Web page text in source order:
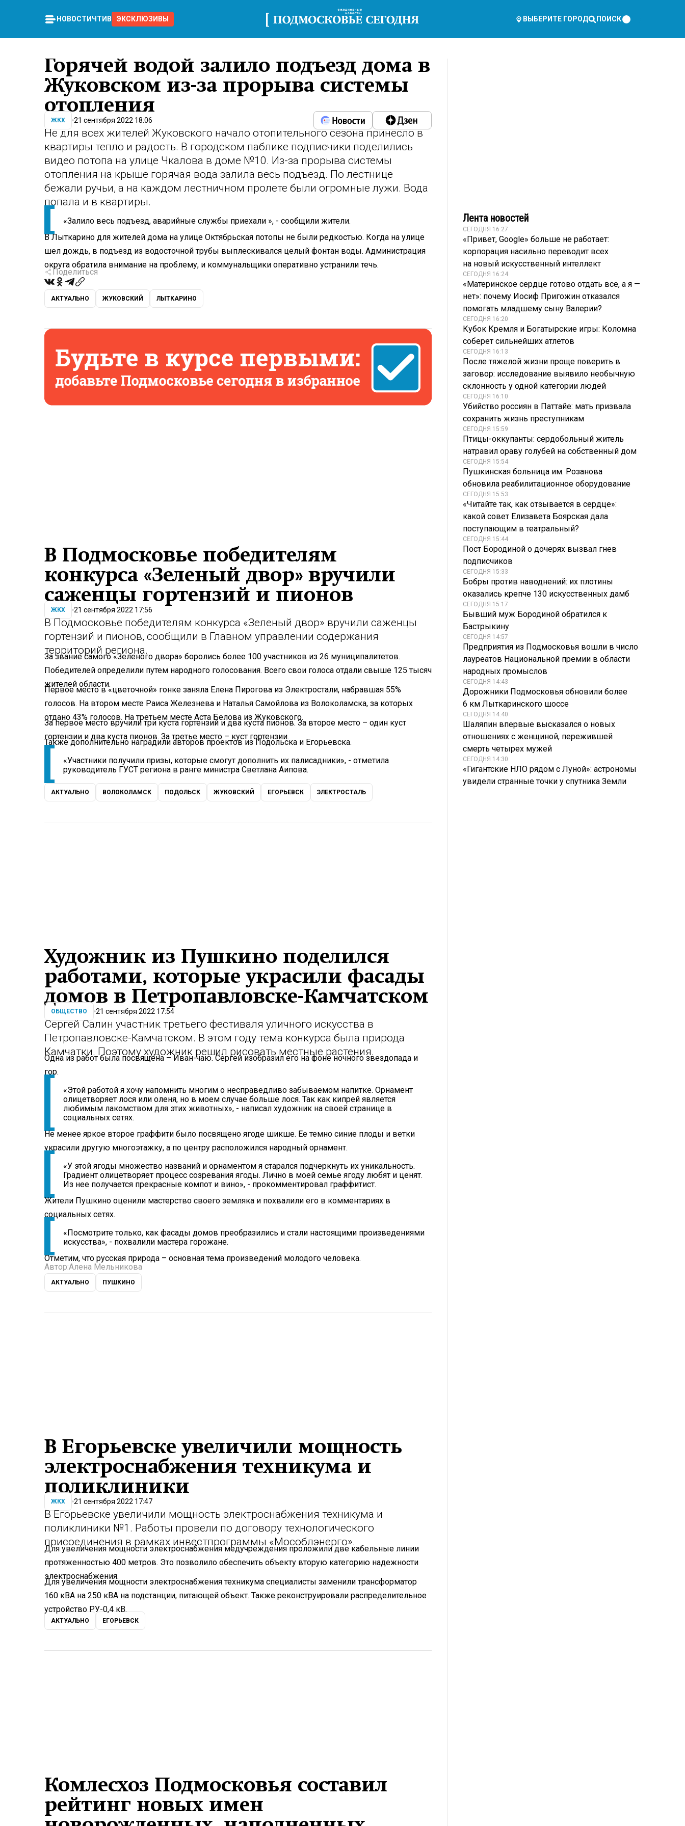
НОВОСТИ ЧТИВО ЭКСКЛЮЗИВЫ ВЫБЕРИТЕ ГОРОД ПОИСК
Горячей водой залило подъезд дома в
Жуковском из-за прорыва системы
отопления
ЖКХ 21 сентября 2022 18:06
Не для всех жителей Жуковского начало отопительного сезона принесло в
квартиры тепло и радость. В городском паблике подписчики поделились
видео потопа на улице Чкалова в доме №10. Из-за прорыва системы
отопления на крыше горячая вода залила весь подъезд. По лестнице
бежали ручьи, а на каждом лестничном пролете были огромные лужи. Вода
попала и в квартиры.
«Залило весь подъезд, аварийные службы приехали », - сообщили жители.
В Лыткарино для жителей дома на улице Октябрьская потопы не были редкостью. Когда на улице
шел дождь, в подъезд из водосточной трубы выплескивался целый фонтан воды. Администрация
округа обратила внимание на проблему, и коммунальщики оперативно устранили течь.
Поделиться
АКТУАЛЬНО ЖУКОВСКИЙ ЛЫТКАРИНО
В Подмосковье победителям
конкурса «Зеленый двор» вручили
саженцы гортензий и пионов
ЖКХ 21 сентября 2022 17:56
В Подмосковье победителям конкурса «Зеленый двор» вручили саженцы
гортензий и пионов, сообщили в Главном управлении содержания
территорий региона.
За звание самого «Зеленого двора» боролись более 100 участников из 26 муниципалитетов.
Победителей определили путем народного голосования. Всего свои голоса отдали свыше 125 тысяч
жителей области.
Первое место в «цветочной» гонке заняла Елена Пирогова из Электростали, набравшая 55%
голосов. На втором месте Раиса Железнева и Наталья Самойлова из Волоколамска, за которых
отдано 43% голосов. На третьем месте Аста Белова из Жуковского.
За первое место вручили три куста гортензий и два куста пионов. За второе место – один куст
гортензии и два куста пионов. За третье место – куст гортензии.
Также дополнительно наградили авторов проектов из Подольска и Егорьевска.
«Участники получили призы, которые смогут дополнить их палисадники», - отметила
руководитель ГУСТ региона в ранге министра Светлана Аипова.
АКТУАЛЬНО ВОЛОКОЛАМСК ПОДОЛЬСК ЖУКОВСКИЙ ЕГОРЬЕВСК ЭЛЕКТРОСТАЛЬ
Художник из Пушкино поделился
работами, которые украсили фасады
домов в Петропавловске-Камчатском
ОБЩЕСТВО 21 сентября 2022 17:54
Сергей Салин участник третьего фестиваля уличного искусства в
Петропавловске-Камчатском. В этом году тема конкурса была природа
Камчатки. Поэтому художник решил рисовать местные растения.
Одна из работ была посвящена – Иван-чаю. Сергей изобразил его на фоне ночного звездопада и
гор.
«Этой работой я хочу напомнить многим о несправедливо забываемом напитке. Орнамент
олицетворяет лося или оленя, но в моем случае больше лося. Так как кипрей является
любимым лакомством для этих животных», - написал художник на своей странице в
социальных сетях.
Не менее яркое второе граффити было посвящено ягоде шикше. Ее темно синие плоды и ветки
украсили другую многоэтажку, а по центру расположился народный орнамент.
«У этой ягоды множество названий и орнаментом я старался подчеркнуть их уникальность.
Градиент олицетворяет процесс созревания ягоды. Лично в моей семье ягоду любят и ценят.
Из нее получается прекрасные компот и вино», - прокомментировал граффитист.
Жители Пушкино оценили мастерство своего земляка и похвалили его в комментариях в
социальных сетях.
«Посмотрите только, как фасады домов преобразились и стали настоящими произведениями
искусства», - похвалили мастера горожане.
Отметим, что русская природа – основная тема произведений молодого человека.
Автор:Алена Мельникова
АКТУАЛЬНО ПУШКИНО
В Егорьевске увеличили мощность
электроснабжения техникума и
поликлиники
ЖКХ 21 сентября 2022 17:47
В Егорьевске увеличили мощность электроснабжения техникума и
поликлиники №1. Работы провели по договору технологического
присоединения в рамках инвестпрограммы «Мособлэнерго».
Для увеличения мощности электроснабжения медучреждения проложили две кабельные линии
протяженностью 400 метров. Это позволило обеспечить объекту вторую категорию надежности
электроснабжения.
Для увеличения мощности электроснабжения техникума специалисты заменили трансформатор
160 кВА на 250 кВА на подстанции, питающей объект. Также реконструировали распределительное
устройство РУ-0,4 кВ.
АКТУАЛЬНО ЕГОРЬЕВСК
Комлесхоз Подмосковья составил
рейтинг новых имен
Лента новостей
СЕГОДНЯ 16:27
«Привет, Google» больше не работает:
корпорация насильно переводит всех
на новый искусственный интеллект
СЕГОДНЯ 16:24
«Материнское сердце готово отдать все, а я —
нет»: почему Иосиф Пригожин отказался
помогать младшему сыну Валерии?
СЕГОДНЯ 16:20
Кубок Кремля и Богатырские игры: Коломна
соберет сильнейших атлетов
СЕГОДНЯ 16:13
После тяжелой жизни проще поверить в
заговор: исследование выявило необычную
склонность у одной категории людей
СЕГОДНЯ 16:10
Убийство россиян в Паттайе: мать призвала
сохранить жизнь преступникам
СЕГОДНЯ 15:59
Птицы-оккупанты: сердобольный житель
натравил ораву голубей на собственный дом
СЕГОДНЯ 15:54
Пушкинская больница им. Розанова
обновила реабилитационное оборудование
СЕГОДНЯ 15:53
«Читайте так, как отзывается в сердце»:
какой совет Елизавета Боярская дала
поступающим в театральный?
СЕГОДНЯ 15:44
Пост Бородиной о дочерях вызвал гнев
подписчиков
СЕГОДНЯ 15:33
Бобры против наводнений: их плотины
оказались крепче 130 искусственных дамб
СЕГОДНЯ 15:17
Бывший муж Бородиной обратился к
Бастрыкину
СЕГОДНЯ 14:57
Предприятия из Подмосковья вошли в число
лауреатов Национальной премии в области
народных промыслов
СЕГОДНЯ 14:43
Дорожники Подмосковья обновили более
6 км Лыткаринского шоссе
СЕГОДНЯ 14:40
Шаляпин впервые высказался о новых
отношениях с женщиной, пережившей
смерть четырех мужей
СЕГОДНЯ 14:30
«Гигантские НЛО рядом с Луной»: астрономы
увидели странные точки у спутника Земли